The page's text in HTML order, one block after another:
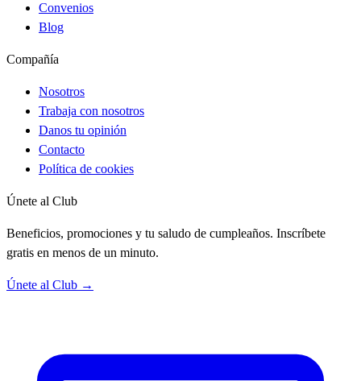
Convenios
Blog
Compañía
Nosotros
Trabaja con nosotros
Danos tu opinión
Contacto
Política de cookies
Únete al Club
Beneficios, promociones y tu saludo de cumpleaños. Inscríbete
gratis en menos de un minuto.
Únete al Club →